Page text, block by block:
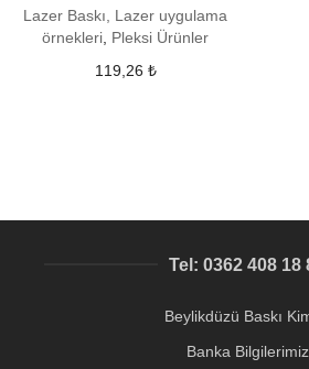
Lazer Baskı, Lazer uygulama
örnekleri Pleksi Ürünler
119,26 ₺
Tel: 0362 408 18
Beylikdüzü Baskı
Banka Bilgilerimiz